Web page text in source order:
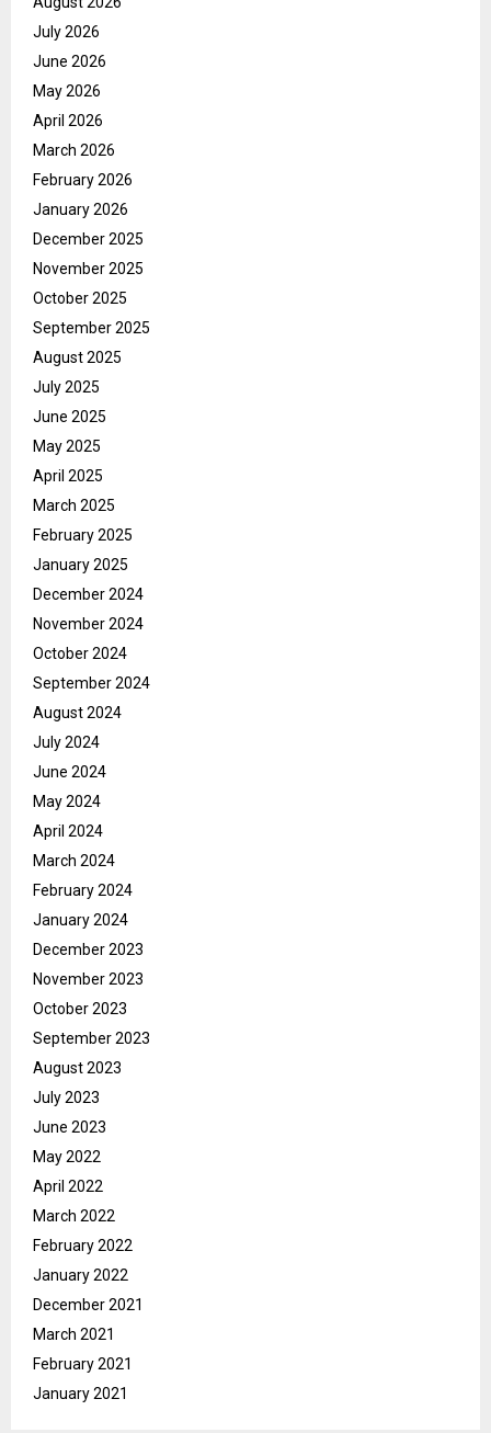
July 2026
June 2026
May 2026
April 2026
March 2026
February 2026
January 2026
December 2025
November 2025
October 2025
September 2025
August 2025
July 2025
June 2025
May 2025
April 2025
March 2025
February 2025
January 2025
December 2024
November 2024
October 2024
September 2024
August 2024
July 2024
June 2024
May 2024
April 2024
March 2024
February 2024
January 2024
December 2023
November 2023
October 2023
September 2023
August 2023
July 2023
June 2023
May 2022
April 2022
March 2022
February 2022
January 2022
December 2021
March 2021
February 2021
January 2021